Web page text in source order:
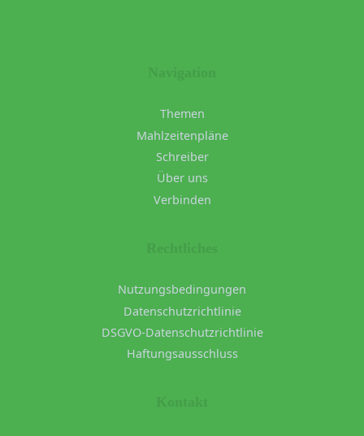
Themen
Mahlzeitenpläne
Schreiber
Über uns
Verbinden
Nutzungsbedingungen
Datenschutzrichtlinie
DSGVO-Datenschutzrichtlinie
Haftungsausschluss